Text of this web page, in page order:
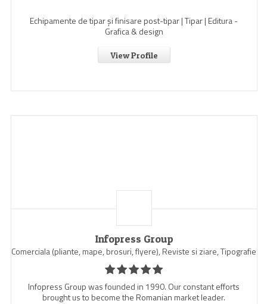
Echipamente de tipar și finisare post-tipar | Tipar | Editura -
Grafica & design
View Profile
Infopress Group
Comerciala (pliante, mape, brosuri, flyere), Reviste si ziare, Tipografie
Infopress Group was founded in 1990. Our constant efforts
brought us to become the Romanian market leader.